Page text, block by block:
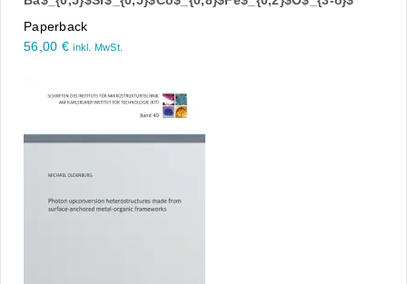
Paperback
56,00 € inkl. MwSt.